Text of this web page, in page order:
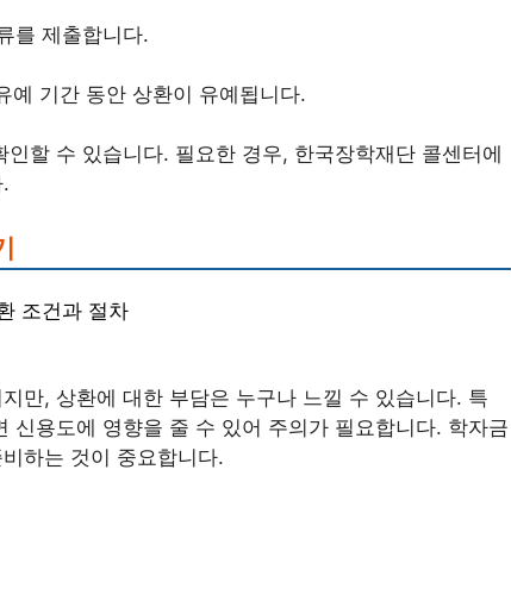
를 제출합니다.
예 기간 동안 상환이 유예됩니다.
할 수 있습니다. 필요한 경우, 한국장학재단 콜센터에
조건과 절차
만, 상환에 대한 부담은 누구나 느낄 수 있습니다. 특
신용도에 영향을 줄 수 있어 주의가 필요합니다. 학자금
하는 것이 중요합니다.